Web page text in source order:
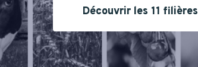
Découvrir les 11 filières